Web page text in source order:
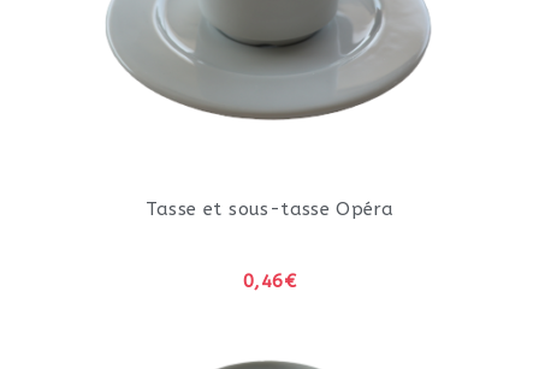
Tasse et sous-tasse Opéra
0,46€